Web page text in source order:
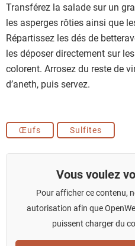
Transférez la salade sur un
les asperges rôties ainsi que
Répartissez les dés de
les déposer directement sur
colorent. Arrosez du reste de
d’aneth, puis servez.
Œufs Sulfites
Vous voulez
Pour afficher ce contenu,
autorisation afin que
puissent charger du